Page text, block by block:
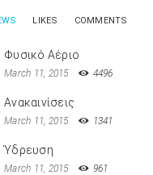
LIKES COMMENTS
Φυσικό Αέριο
March 11, 2015 4496
Ανακαινίσεις
March 11, 2015 1341
Ύδρευση
March 11, 2015 961